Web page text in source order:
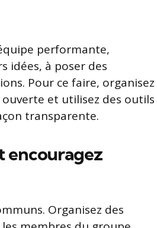
performante,
idées, à poser des
Pour ce faire, organisez
et utilisez des outils
transparente.
encouragez
Organisez des